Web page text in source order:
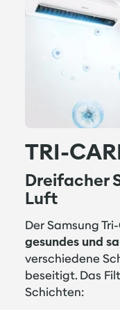
TRI-
Dreifacher
Luft
Der Samsung
gesundes und
verschiedene
beseitigt. Das
Schichten: